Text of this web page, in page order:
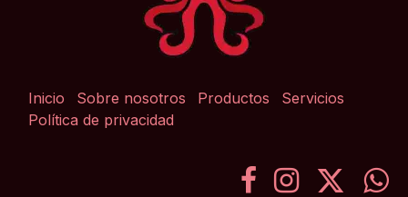
Inicio Sobre nosotros Productos
Servicios
Política de privacidad